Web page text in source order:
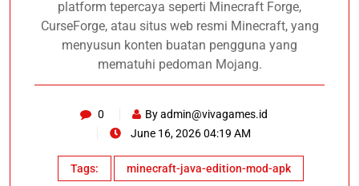
platform tepercaya seperti Minecraft Forge,
CurseForge, atau situs web resmi Minecraft, yang
menyusun konten buatan pengguna yang
mematuhi pedoman Mojang.
0 Byadmin@vivagames.id
June 16, 2026 04:19 AM
Tags: minecraft-java-edition-mod-apk